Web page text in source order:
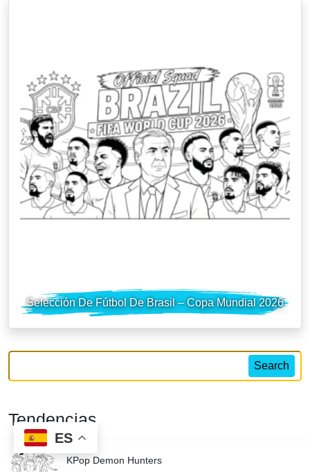
Selección De Fútbol De Brasil – Copa Mundial 2026
Search
Tendencias
KPop Demon Hunters
ES